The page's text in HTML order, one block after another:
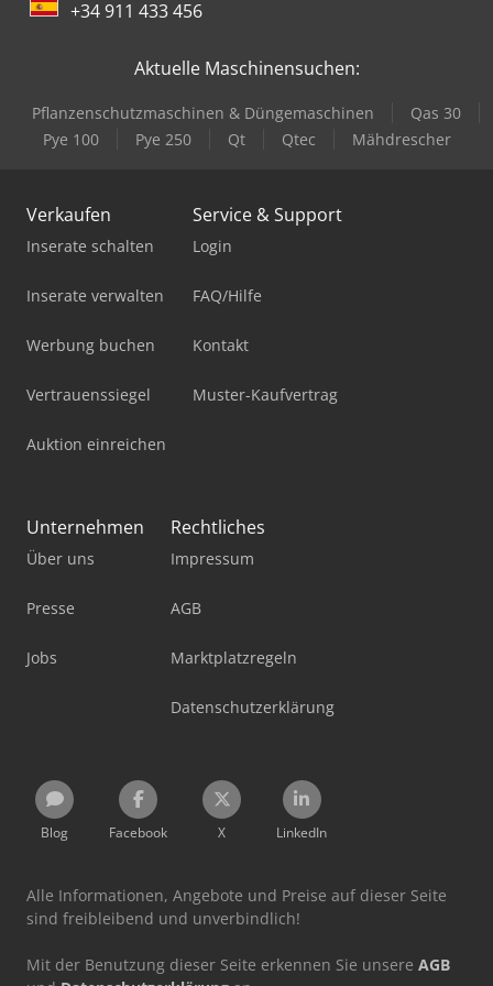
+34 911 433 456
Aktuelle Maschinensuchen:
Pflanzenschutzmaschinen & Düngemaschinen
Qas 30
Pye 100
Pye 250 Qt Qtec Mähdrescher
Verkaufen
Inserate schalten
Inserate verwalten
Werbung buchen
Vertrauenssiegel
Auktion einreichen
Service & Support
Login
FAQ/Hilfe
Kontakt
Muster-Kaufvertrag
Unternehmen
Über uns
Presse
Jobs
Rechtliches
Impressum
AGB
Marktplatzregeln
Datenschutzerklärung
Blog Facebook X LinkedIn
Alle Informationen, Angebote und Preise auf dieser Seite
sind freibleibend und unverbindlich!
Mit der Benutzung dieser Seite erkennen Sie unsere AGB